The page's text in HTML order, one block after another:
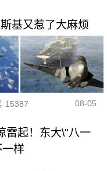
基又惹了大麻烦
15387 08-05
雷起！东大\"八一
样